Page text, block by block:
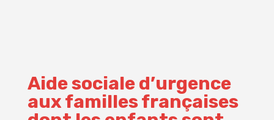
Aide sociale d’urgence
aux familles françaises